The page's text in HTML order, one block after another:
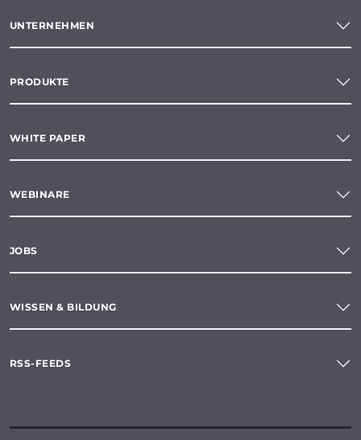
UNTERNEHMEN
PRODUKTE
WHITE PAPER
WEBINARE
JOBS
WISSEN & BILDUNG
RSS-FEEDS